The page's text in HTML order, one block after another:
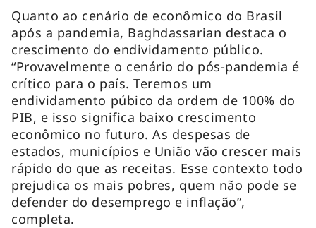
Quanto ao cenário de econômico do Brasil
após a pandemia, Baghdassarian destaca o
crescimento do endividamento público.
“Provavelmente o cenário do pós-pandemia é
crítico para o país. Teremos um
endividamento púbico da ordem de 100% do
PIB, e isso significa baixo crescimento
econômico no futuro. As despesas de
estados, municípios e União vão crescer mais
rápido do que as receitas. Esse contexto todo
prejudica os mais pobres, quem não pode se
defender do desemprego e inflação”,
completa.